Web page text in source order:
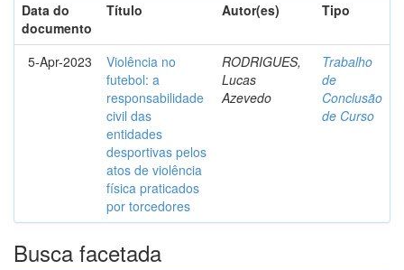
Data do
documento
Título Autor(es) Tipo
5-Apr-2023
Violência no
futebol: a
responsabilidade
civil das
entidades
desportivas pelos
atos de violência
física praticados
por torcedores
RODRIGUES,
Lucas
Azevedo
Trabalho
de
Conclusão
de Curso
Busca facetada